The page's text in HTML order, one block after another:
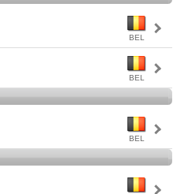
BEL
BEL
BEL